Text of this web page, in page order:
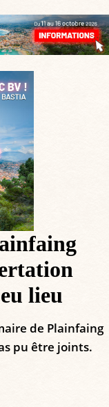
lieu
de Plainfaing
pu être joints.